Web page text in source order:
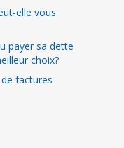
elle vous
payer sa dette
choix?
factures